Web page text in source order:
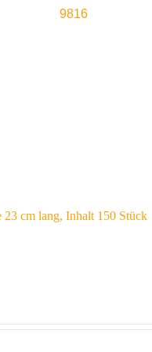
23 cm lang, Inhalt 150 Stück